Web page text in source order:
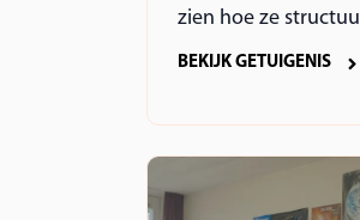
zien hoe ze
BEKIJK GETUIGENIS